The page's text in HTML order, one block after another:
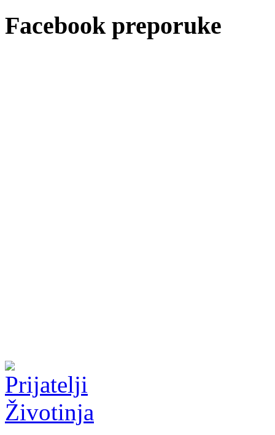
Facebook preporuke